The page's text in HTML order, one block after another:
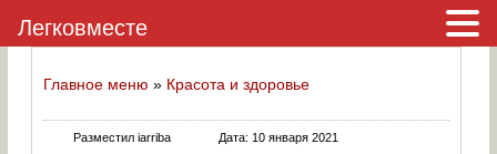
Главное меню » Красота и здоровье
Разместил iarriba Дата: 10 января 2021
Легковместе